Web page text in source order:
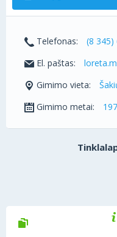
Telefonas:
(8 345)
El. paštas:
Gimimo vieta:
Gimimo metai: